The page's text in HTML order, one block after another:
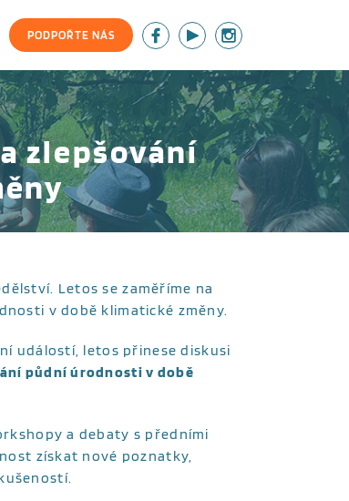
PODPOŘTE NÁS
zlepšování
Letos se zaměříme na
v době klimatické změny.
událostí, letos přinese diskusi
půdní úrodnosti v době
a debaty s předními
získat nové poznatky,